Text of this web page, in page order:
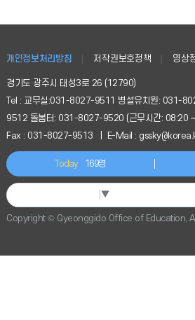
정
를
인
할
수
다.
개인정보처리방침 저작권보호정책 영상
경기도 광주시 태성3로 26 (12790)
Tel : 교무실:031-8027-9511 병설유치원: 031-
9512 돌봄터: 031-8027-9520 (근무시간: 08:20
Fax : 031-8027-9513 | E-Mail :
Today 169명
▼
Copyright © Gyeonggido Office of Education,